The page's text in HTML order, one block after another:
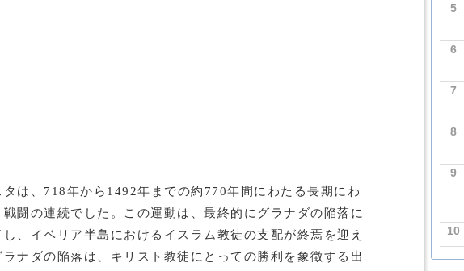
タは、718年から1492年までの約770年間にわたる長期にわ
戦闘の連続でした。この運動は、最終的にグラナダの陥落に
し、イベリア半島におけるイスラム教徒の支配が終焉を迎え
ラナダの陥落は、キリスト教徒にとっての勝利を象徴する出
5
6
7
8
9
10